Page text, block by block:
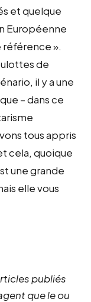
et quelque
Européenne
référence ».
de
il y a une
– dans ce
tous appris
cela, quoique
une grande
elle vous
publiés
que le ou